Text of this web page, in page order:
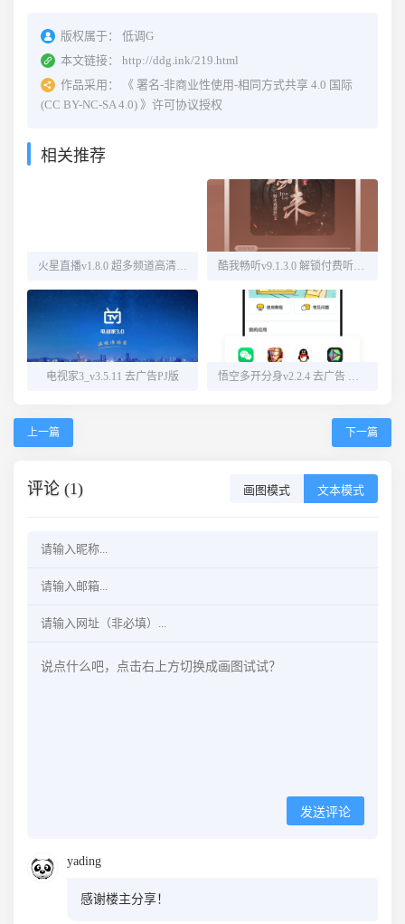
版权属于：
低调G
本文链接：
http://ddg.ink/219.html
作品采用：
《 署名-非商业性使用-相同方式共享 4.0 国际
(CC BY-NC-SA 4.0) 》许可协议授权
相关推荐
火星直播v1.8.0 超多频道高清直播 酷我畅听v9.1.3.0 解锁付费听书源
电视家3_v3.5.11 去广告PJ版 悟空多开分身v2.2.4 去广告 解锁会员
上一篇 下一篇
评论 (1) 画图模式 文本模式
发送评论
yading
感谢楼主分享！